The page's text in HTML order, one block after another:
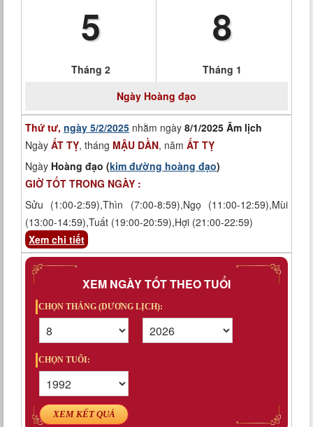
5
Tháng 2
8
Tháng 1
Ngày Hoàng đạo
Thứ tư, ngày 5/2/2025 nhằm ngày 8/1/2025 Âm lịch
Ngày ẤT TỴ, tháng MẬU DẦN, năm ẤT TỴ
Ngày Hoàng đạo (kim đường hoàng đạo)
GIỜ TỐT TRONG NGÀY :
Sửu (1:00-2:59),Thìn (7:00-8:59),Ngọ (11:00-12:59),Mùi
(13:00-14:59),Tuất (19:00-20:59),Hợi (21:00-22:59)
Xem chi tiết
XEM NGÀY TỐT THEO TUỔI
CHỌN THÁNG (DƯƠNG LỊCH):
CHỌN TUỔI:
XEM KẾT QUẢ